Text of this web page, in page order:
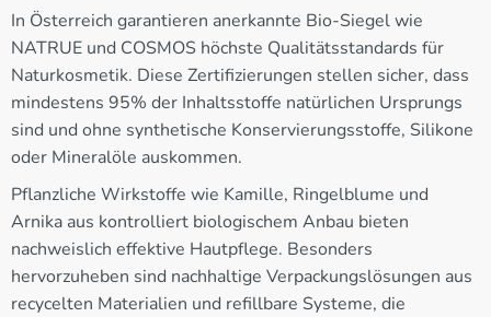
In Österreich garantieren anerkannte Bio-Siegel wie
NATRUE und COSMOS höchste Qualitätsstandards für
Naturkosmetik. Diese Zertifizierungen stellen sicher, dass
mindestens 95% der Inhaltsstoffe natürlichen Ursprungs
sind und ohne synthetische Konservierungsstoffe, Silikone
oder Mineralöle auskommen.
Pflanzliche Wirkstoffe wie Kamille, Ringelblume und
Arnika aus kontrolliert biologischem Anbau bieten
nachweislich effektive Hautpflege. Besonders
hervorzuheben sind nachhaltige Verpackungslösungen aus
recycelten Materialien und refillbare Systeme, die